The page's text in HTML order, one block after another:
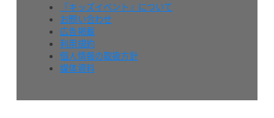
『キッズイベント』について
お問い合わせ
広告掲載
利用規約
個人情報の取扱方針
媒体資料